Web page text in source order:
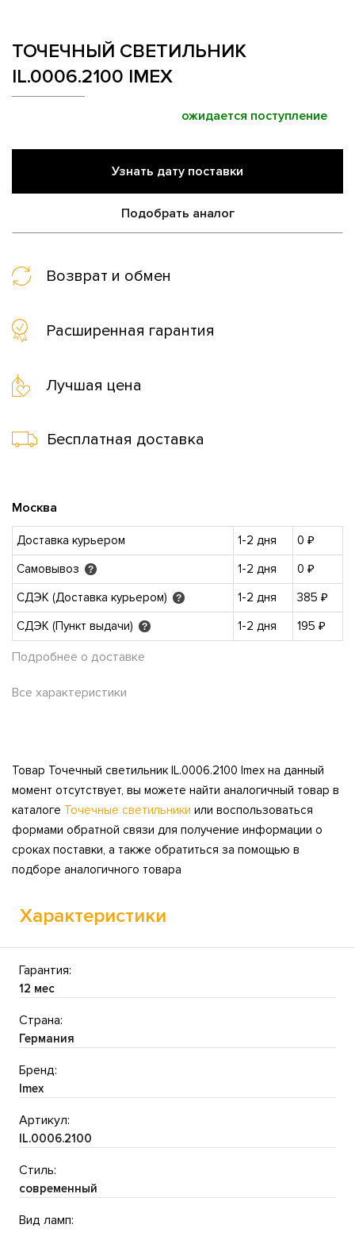
ТОЧЕЧНЫЙ СВЕТИЛЬНИК
IL.0006.2100 IMEX
ожидается поступление
Узнать дату поставки
Подобрать аналог
Возврат и обмен
Расширенная гарантия
Лучшая цена
Бесплатная доставка
Москва
Доставка курьером 1-2 дня
0 ₽
Самовывоз
? 1-2 дня
0 ₽
СДЭК (Доставка курьером)
? 1-2 дня
385 ₽
СДЭК (Пункт выдачи)
? 1-2 дня 195 ₽
Подробнее о доставке
Все характеристики
Товар Точечный светильник IL.0006.2100 Imex на данный
момент отсутствует, вы можете найти аналогичный товар в
каталоге Точечные светильники или воспользоваться
формами обратной связи для получение информации о
сроках поставки, а также обратиться за помощью в
подборе аналогичного товара
Характеристики
Гарантия:
12 мес
Страна:
Германия
Бренд:
Imex
Артикул:
IL.0006.2100
Стиль:
современный
Вид ламп: